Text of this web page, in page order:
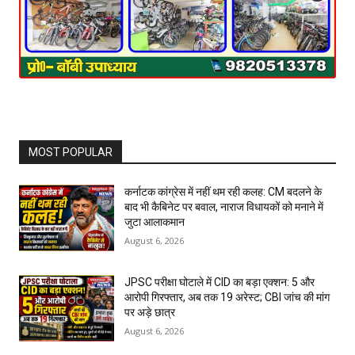
MOST POPULAR
कर्नाटक कांग्रेस में नहीं थम रही कलह: CM बदलने के
बाद भी कैबिनेट पर बवाल, नाराज विधायकों को मनाने में
जुटा आलाकमान
August 6, 2026
JPSC परीक्षा घोटाले में CID का बड़ा एक्शन: 5 और
आरोपी गिरफ्तार, अब तक 19 अरेस्ट; CBI जांच की मांग
पर अड़े छात्र
August 6, 2026